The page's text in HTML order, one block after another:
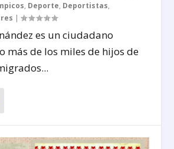
, Deporte, Deportistas,
|
es un ciudadano
más de los miles de hijos de